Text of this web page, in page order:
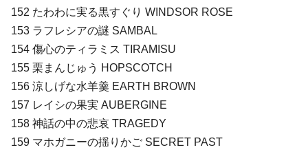
152 たわわに実る黒すぐり WINDSOR ROSE
153 ラフレシアの謎 SAMBAL
154 傷心のティラミス TIRAMISU
155 栗まんじゅう HOPSCOTCH
156 涼しげな水羊羹 EARTH BROWN
157 レイシの果実 AUBERGINE
158 神話の中の悲哀 TRAGEDY
159 マホガニーの揺りかご SECRET PAST